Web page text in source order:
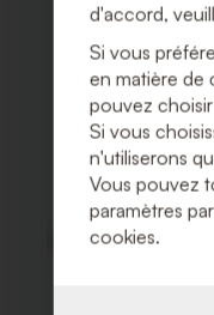
d'accord,
Si vous
en matière de
pouvez
Si vous
n'utiliserons
Vous pouvez
paramètres
cookies.